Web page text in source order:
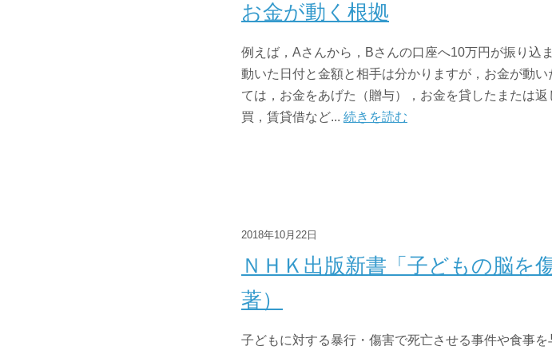
お金が動く根拠
例えば，Aさんから，Bさんの口座へ10万円が振り込
動いた日付と金額と相手は分かりますが，お金が動
ては，お金をあげた（贈与），お金を貸したまたは
買，賃貸借など... 続きを読む
2018年10月22日
ＮＨＫ出版新書「子どもの脳を
著）
子どもに対する暴行・傷害で死亡させる事件や食事